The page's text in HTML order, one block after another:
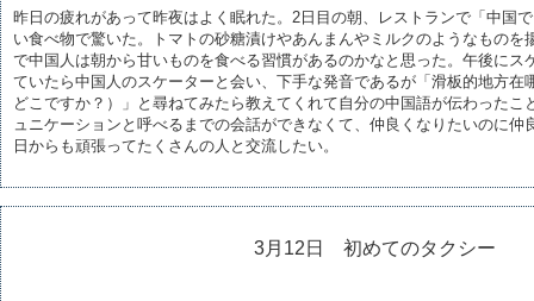
昨日の疲れがあって昨夜はよく眠れた。2日目の朝、レストランで「中国
い食べ物で驚いた。トマトの砂糖漬けやあんまんやミルクのようなものを
で中国人は朝から甘いものを食べる習慣があるのかなと思った。午後にス
ていたら中国人のスケーターと会い、下手な発音であるが「滑板的地方在
どこですか？）」と尋ねてみたら教えてくれて自分の中国語が伝わったこ
ュニケーションと呼べるまでの会話ができなくて、仲良くなりたいのに仲
日からも頑張ってたくさんの人と交流したい。
3月12日 初めてのタクシー